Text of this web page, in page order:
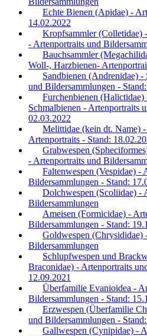
Echte Bienen (Apidae) -
14.02.2022
Kropfsammler (Colletidae)
- Artenportraits und
Bauchsammler
Woll-, Harzbienen-
Sandbienen (Andrenidae)
und Bildersammlungen -
Furchenbienen (Halictidae)
Schmalbienen - Artenportraits
02.03.2022
Melittidae (kein dt. Name)
Artenportraits - Stand:
Grabwespen
- Artenportraits und
Faltenwespen (Vespidae) -
Bildersammlungen - Stand:
Dolchwespen (Scoliidae) -
Bildersammlungen
Ameisen (Formicidae) -
Bildersammlungen - Stand:
Goldwespen (Chrysididae)
Bildersammlungen
Schlupfwespen und
Braconidae) - Artenportraits
12.09.2021
Überfamilie Evanioidea -
Bildersammlungen - Stand:
Erzwespen (Überfamilie
und Bildersammlungen -
Gallwespen (Cynipidae) -